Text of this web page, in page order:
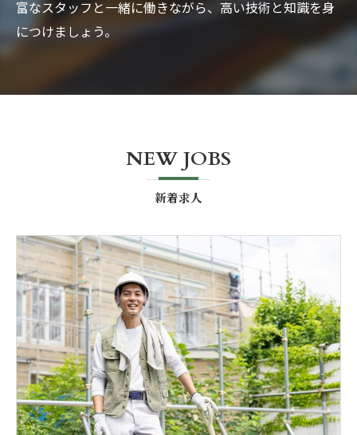
富なスタッフと一緒に働きながら、高い技術と知識を身
につけましょう。
新着求人
NEW JOBS